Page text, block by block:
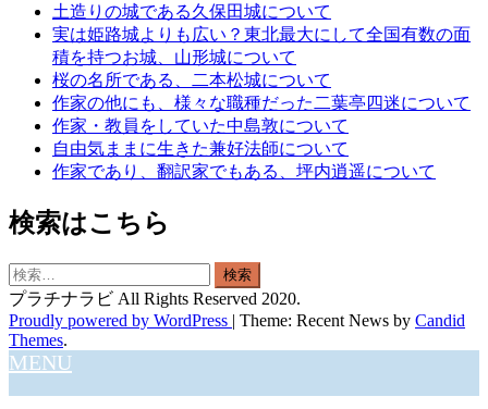
土造りの城である久保田城について
実は姫路城よりも広い？東北最大にして全国有数の面
積を持つお城、山形城について
桜の名所である、二本松城について
作家の他にも、様々な職種だった二葉亭四迷について
作家・教員をしていた中島敦について
自由気ままに生きた兼好法師について
作家であり、翻訳家でもある、坪内逍遥について
検索はこちら
検
索:
プラチナラビ All Rights Reserved 2020.
Proudly powered by WordPress | Theme: Recent News by Candid
Themes.
MENU